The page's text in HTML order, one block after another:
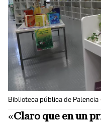
Biblioteca pública de Palencia
«Claro que en un